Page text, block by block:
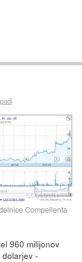
Compellenta
960 milijonov
-